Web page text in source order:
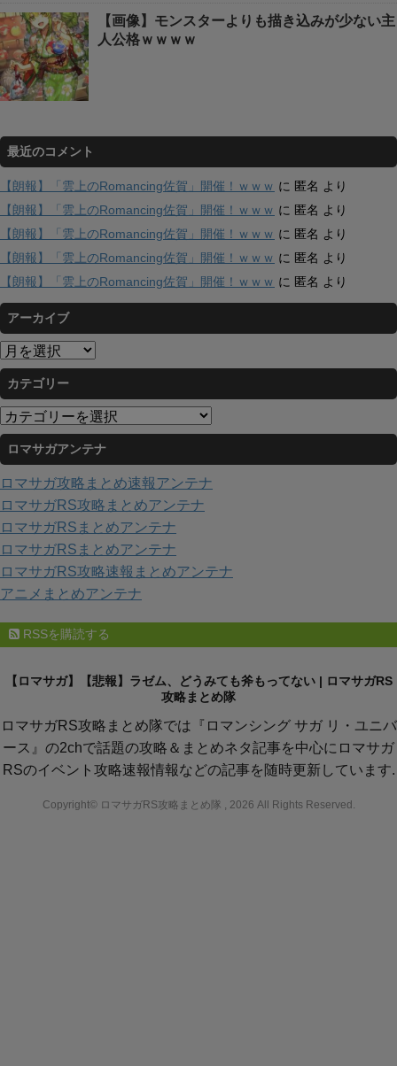
【画像】モンスターよりも描き込みが少ない主
人公格ｗｗｗｗ
最近のコメント
【朗報】「雲上のRomancing佐賀」開催！ｗｗｗ に 匿名 より
【朗報】「雲上のRomancing佐賀」開催！ｗｗｗ に 匿名 より
【朗報】「雲上のRomancing佐賀」開催！ｗｗｗ に 匿名 より
【朗報】「雲上のRomancing佐賀」開催！ｗｗｗ に 匿名 より
【朗報】「雲上のRomancing佐賀」開催！ｗｗｗ に 匿名 より
アーカイブ
ア
ー
カ
イ
ブ
カテゴリー
カ
テ
ゴ
リ
ー
ロマサガアンテナ
ロマサガ攻略まとめ速報アンテナ
ロマサガRS攻略まとめアンテナ
ロマサガRSまとめアンテナ
ロマサガRSまとめアンテナ
ロマサガRS攻略速報まとめアンテナ
アニメまとめアンテナ
RSSを購読する
【ロマサガ】【悲報】ラゼム、どうみても斧もってない | ロマサガRS
攻略まとめ隊
ロマサガRS攻略まとめ隊では『ロマンシング サガ リ・ユニバ
ース』の2chで話題の攻略＆まとめネタ記事を中心にロマサガ
RSのイベント攻略速報情報などの記事を随時更新しています.
Copyright© ロマサガRS攻略まとめ隊 , 2026 All Rights Reserved.